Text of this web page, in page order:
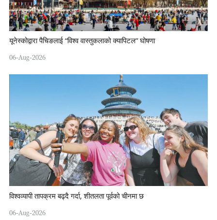
यूनेस्कोद्वारा पैचिङलाई “विश्व वास्तुकलाको क्यापिटल” घोषणा
06-Aug-2026
विश्वव्यापी तापक्रम बढ्दै गर्दा, शीतलता पूर्वको चीनमा छ
06-Aug-2026